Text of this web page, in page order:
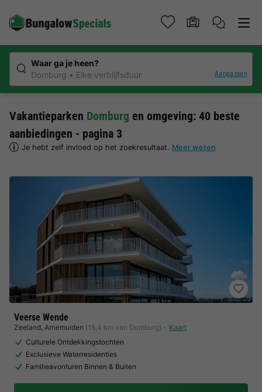
Waar ga je heen?
Domburg
Elke verblijfsduur Aanpassen
Vakantieparken Domburg en omgeving: 40 beste
aanbiedingen - pagina 3
Je hebt zelf invloed op het zoekresultaat. Meer weten
Veerse Wende
Zeeland, Arnemuiden (15,4 km van Domburg)
Kaart
Culturele Ontdekkingstochten
Exclusieve Waterresidenties
Familieavonturen Binnen & Buiten